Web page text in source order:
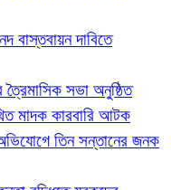
বাস্তবায়ন দাবিতে
সভা অনুষ্ঠিত
মাদক কারবারি আটক
তিন সন্তানের জনক